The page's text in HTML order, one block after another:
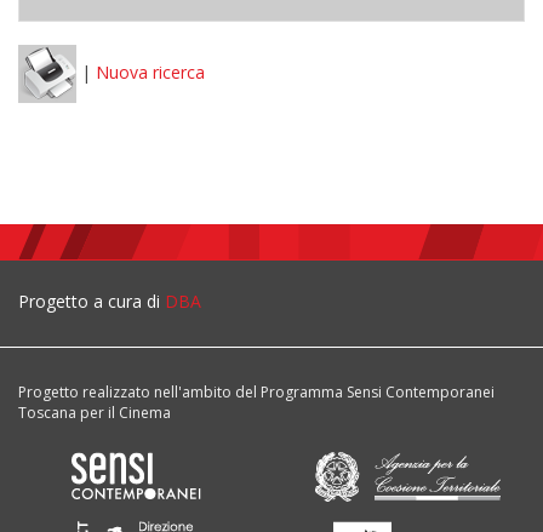
| Nuova ricerca
Progetto a cura di DBA
Progetto realizzato nell'ambito del Programma Sensi Contemporanei
Toscana per il Cinema